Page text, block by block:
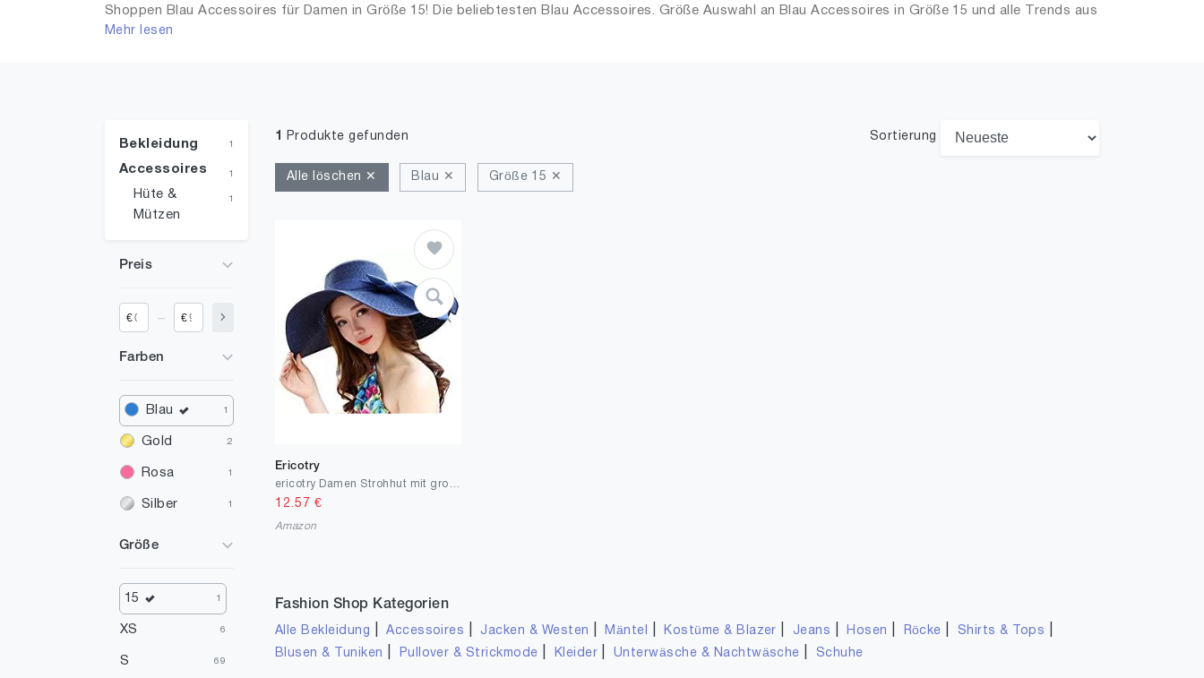
Shoppen Blau Accessoires für Damen in Größe 15! Die beliebtesten Blau Accessoires. Größe Auswahl an Blau Accessoires in Größe 15 und alle Trends aus
2026 für Frauen!
Mehr lesen
Bekleidung 1
Accessoires 1
Hüte &
Mützen
1
Preis
€ €
Farben
Blau 1
Gold 2
Rosa 1
Silber 1
Größe
15 1
XS 6
S 69
1 Produkte gefunden Sortierung
Alle löschen ✕ Blau ✕ Größe 15 ✕
Ericotry
12.57 €
Amazon
Fashion Shop Kategorien
Alle Bekleidung |Accessoires Jacken & Westen Mäntel Kostüme & Blazer Jeans Hosen Röcke Shirts & Tops
Blusen & Tuniken Pullover & Strickmode Kleider Unterwäsche & Nachtwäsche Schuhe